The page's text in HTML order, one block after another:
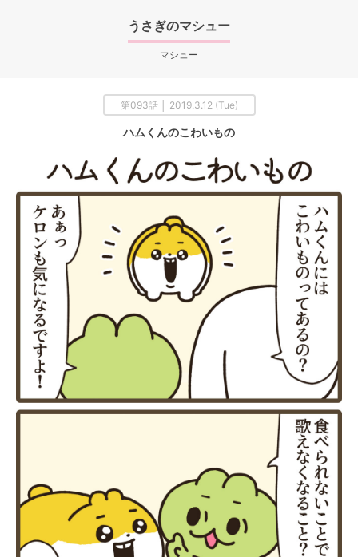
うさぎのマシュー
マシュー
第093話 │ 2019.3.12 (Tue)
ハムくんのこわいもの